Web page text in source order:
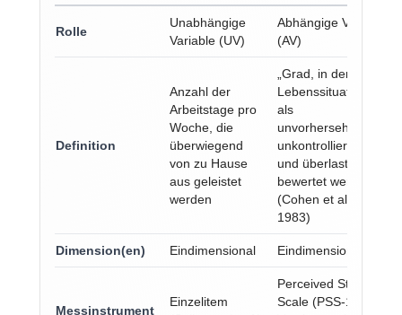
Rolle
Unabhängige
Variable (UV)
Abhängige Variable
(AV)
Definition
Anzahl der
Arbeitstage pro
Woche, die
überwiegend
von zu Hause
aus geleistet
werden
„Grad, in dem
Lebenssituationen
als
unvorhersehbar,
unkontrollierbar
und überlastend
bewertet werden"
(Cohen et al.,
1983)
Dimension(en) Eindimensional Eindimensional
Messinstrument
Einzelitem
Perceived Stress
Scale (PSS-10), dt.